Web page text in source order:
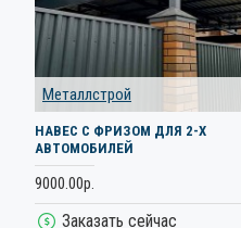
Металлстрой
НАВЕС С ФРИЗОМ ДЛЯ 2-Х
АВТОМОБИЛЕЙ
9000.00р.
Заказать сейчас